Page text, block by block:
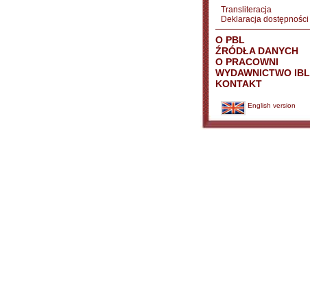
Transliteracja
Deklaracja dostępności
O PBL
ŹRÓDŁA DANYCH
O PRACOWNI
WYDAWNICTWO IBL
KONTAKT
English version